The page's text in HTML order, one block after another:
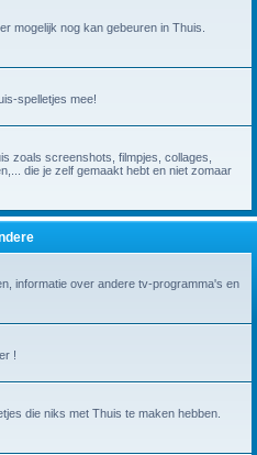
mogelijk nog kan gebeuren in Thuis.
spelletjes mee!
zoals screenshots, filmpjes, collages,
die je zelf gemaakt hebt en niet zomaar
informatie over andere tv-programma's en
!
die niks met Thuis te maken hebben.